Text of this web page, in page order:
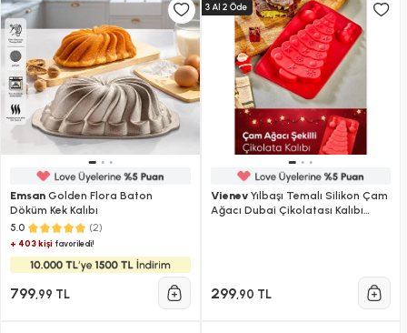
Emsan Golden Flora Baton
Döküm Kek Kalıbı
5.0 (2)
+ 403 kişi favoriledi!
799,99 TL
VienevYılbaşı Temalı Silikon Çam
Ağacı Dubai Çikolatası Kalıbı
299,90 TL